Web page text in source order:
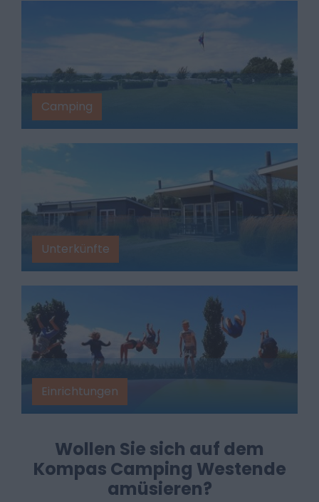
Camping
Unterkünfte
Einrichtungen
Wollen Sie sich auf dem
Kompas Camping Westende
amüsieren?